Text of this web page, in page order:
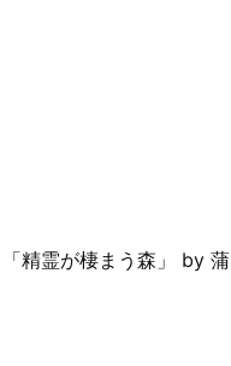
精霊が棲まう森」 by 蒲